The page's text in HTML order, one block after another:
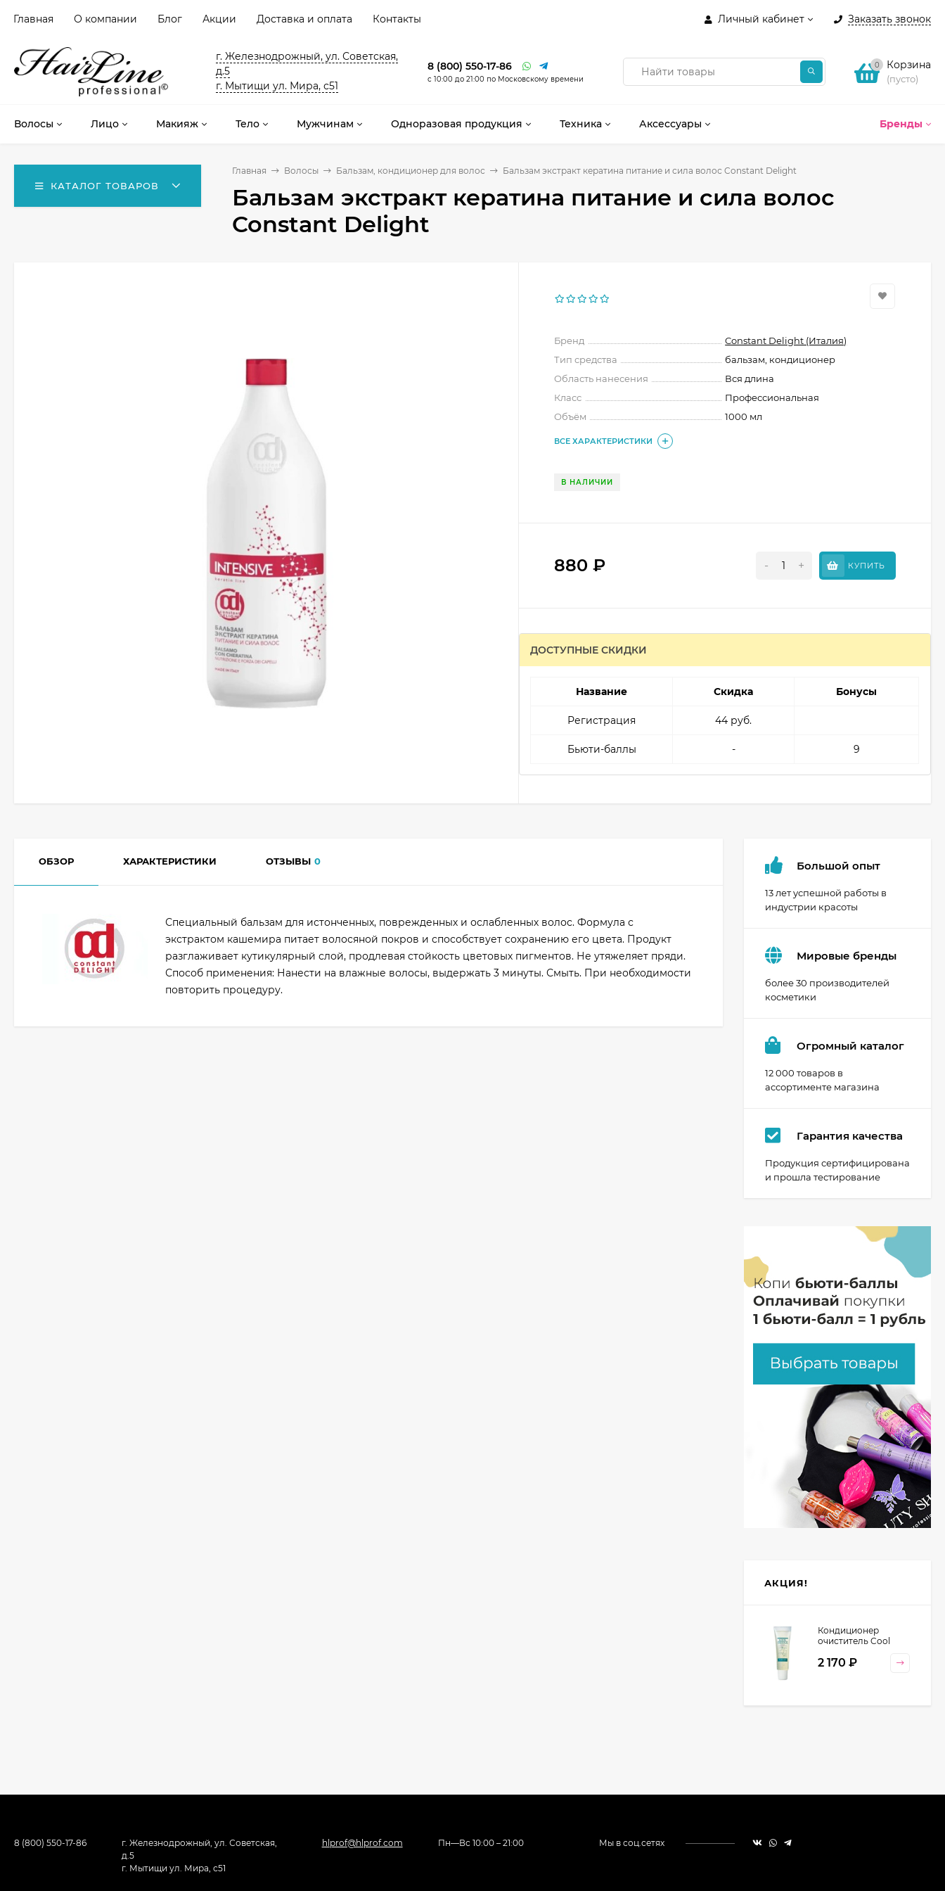
Личный кабинет Заказать звонок
Главная О компании Блог Акции Доставка и оплата Контакты
г. Железнодрожный, ул. Советская,
д.5
г. Мытищи ул. Мира, с51
8 (800) 550-17-86
с 10:00 до 21:00 по Московскому времени
0 Корзина
(пусто)
Бренды
Волосы Лицо Макияж Тело Мужчинам Одноразовая продукция Техника Аксессуары
КАТАЛОГ ТОВАРОВ
Главная Волосы Бальзам, кондиционер для волос Бальзам экстракт кератина питание и сила волос Constant Delight
Бальзам экстракт кератина питание и сила волос
Constant Delight
Бренд
Constant Delight (Италия)
Тип средства
бальзам, кондиционер
Область нанесения
Вся длина
Класс
Профессиональная
Объём
1000 мл
ВСЕ ХАРАКТЕРИСТИКИ
В НАЛИЧИИ
880₽ - + КУПИТЬ
ДОСТУПНЫЕ СКИДКИ
Название Скидка Бонусы
Регистрация 44 руб.
Бьюти-баллы - 9
ОБЗОР ХАРАКТЕРИСТИКИ ОТЗЫВЫ 0
Специальный бальзам для истонченных, поврежденных и ослабленных волос. Формула с
экстрактом кашемира питает волосяной покров и способствует сохранению его цвета. Продукт
разглаживает кутикулярный слой, продлевая стойкость цветовых пигментов. Не утяжеляет пряди.
Способ применения: Нанести на влажные волосы, выдержать 3 минуты. Смыть. При необходимости
повторить процедуру.
Большой опыт
13 лет успешной работы в
индустрии красоты
Мировые бренды
более 30 производителей
косметики
Огромный каталог
12 000 товаров в
ассортименте магазина
Гарантия качества
Продукция сертифицирована
и прошла тестирование
АКЦИЯ!
Кондиционер
очиститель Cool
Cosmetics, 130 гр
2 170 ₽
8 (800) 550-17-86
г. Железнодрожный, ул. Советская,
д.5
г. Мытищи ул. Мира, с51
hlprof@hlprof.com Пн—Вс 10:00 – 21:00 Мы в соц.сетях